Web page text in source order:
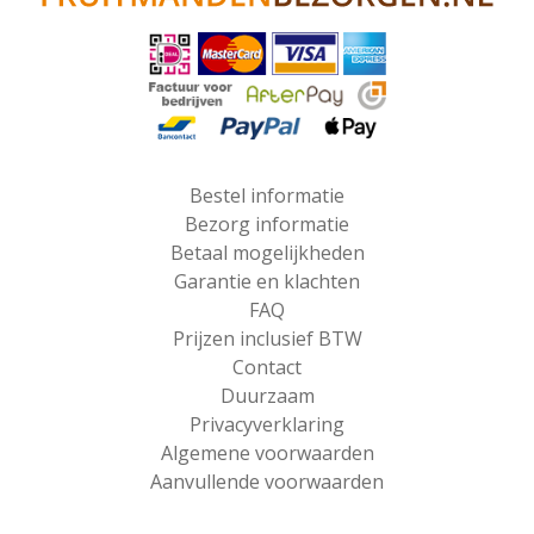
Afhankelijk van de voorraad kan de inhoud iets wijzigen van
foto. Indien een fruitsoort niet aanwezig is, wordt dit
vervangen door een ander fruitsoort.
Bestel informatie
Bezorg informatie
Betaal mogelijkheden
Garantie en klachten
FAQ
Prijzen inclusief BTW
Contact
Duurzaam
Privacyverklaring
Algemene voorwaarden
Aanvullende voorwaarden